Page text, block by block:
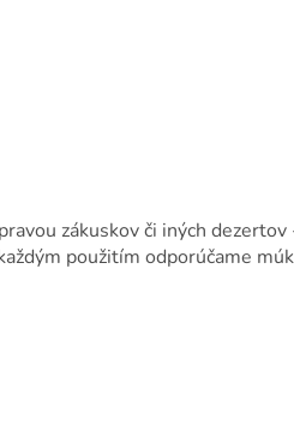
zákuskov či iných dezertov
použitím odporúčame